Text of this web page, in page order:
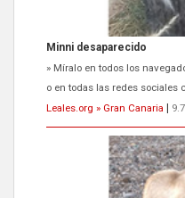
Minni desaparecido
» Míralo en todos los
o en todas las redes sociales
Leales.org » Gran Canaria